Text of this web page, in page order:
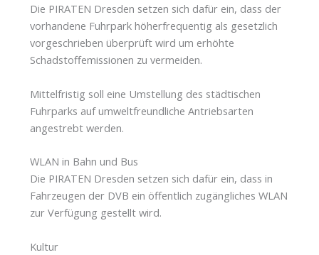
Die PIRATEN Dresden setzen sich dafür ein, dass der
vorhandene Fuhrpark höherfrequentig als gesetzlich
vorgeschrieben überprüft wird um erhöhte
Schadstoffemissionen zu vermeiden.
Mittelfristig soll eine Umstellung des städtischen
Fuhrparks auf umweltfreundliche Antriebsarten
angestrebt werden.
WLAN in Bahn und Bus
Die PIRATEN Dresden setzen sich dafür ein, dass in
Fahrzeugen der DVB ein öffentlich zugängliches WLAN
zur Verfügung gestellt wird.
Kultur